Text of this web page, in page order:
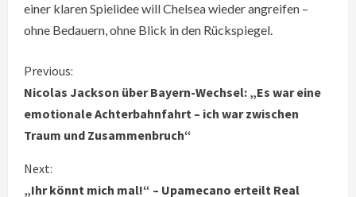
einer klaren Spielidee will Chelsea wieder angreifen –
ohne Bedauern, ohne Blick in den Rückspiegel.
C
o
n
t
Previous:
Nicolas Jackson über Bayern-Wechsel: „Es war eine
emotionale Achterbahnfahrt – ich war zwischen
Traum und Zusammenbruch“
Next:
„Ihr könnt mich mal!“ – Upamecano erteilt Real